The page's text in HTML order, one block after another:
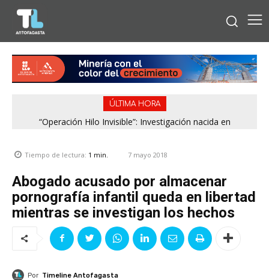
ÚLTIMA HORA
“Operación Hilo Invisible”: Investigación nacida en
Tiempo de lectura: 1 min. 7 mayo 2018
Abogado acusado por almacenar
pornografía infantil queda en libertad
mientras se investigan los hechos
Por Timeline Antofagasta